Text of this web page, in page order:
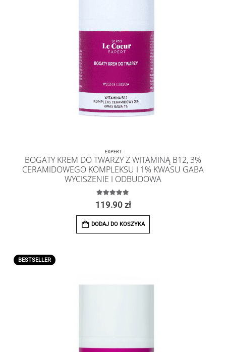
EXPERT
BOGATY KREM DO TWARZY Z WITAMINĄ B12, 3%
CERAMIDOWEGO KOMPLEKSU I 1% KWASU GABA
WYCISZENIE I ODBUDOWA
5.00z 5
119.90 zł
DODAJ DO KOSZYKA
BESTSELLER